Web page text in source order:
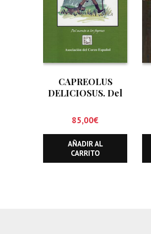
CAPREOLUS
DELICIOSUS. Del
85,00€
AÑADIR AL
CARRITO